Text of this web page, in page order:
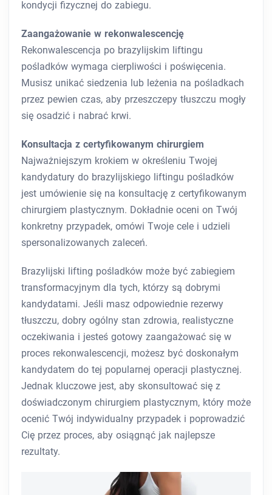
kondycji fizycznej do zabiegu.
Zaangażowanie w rekonwalescencję
Rekonwalescencja po brazylijskim liftingu
pośladków wymaga cierpliwości i poświęcenia.
Musisz unikać siedzenia lub leżenia na pośladkach
przez pewien czas, aby przeszczepy tłuszczu mogły
się osadzić i nabrać krwi.
Konsultacja z certyfikowanym chirurgiem
Najważniejszym krokiem w określeniu Twojej
kandydatury do brazylijskiego liftingu pośladków
jest umówienie się na konsultację z certyfikowanym
chirurgiem plastycznym. Dokładnie oceni on Twój
konkretny przypadek, omówi Twoje cele i udzieli
spersonalizowanych zaleceń.
Brazylijski lifting pośladków może być zabiegiem
transformacyjnym dla tych, którzy są dobrymi
kandydatami. Jeśli masz odpowiednie rezerwy
tłuszczu, dobry ogólny stan zdrowia, realistyczne
oczekiwania i jesteś gotowy zaangażować się w
proces rekonwalescencji, możesz być doskonałym
kandydatem do tej popularnej operacji plastycznej.
Jednak kluczowe jest, aby skonsultować się z
doświadczonym chirurgiem plastycznym, który może
ocenić Twój indywidualny przypadek i poprowadzić
Cię przez proces, aby osiągnąć jak najlepsze
rezultaty.